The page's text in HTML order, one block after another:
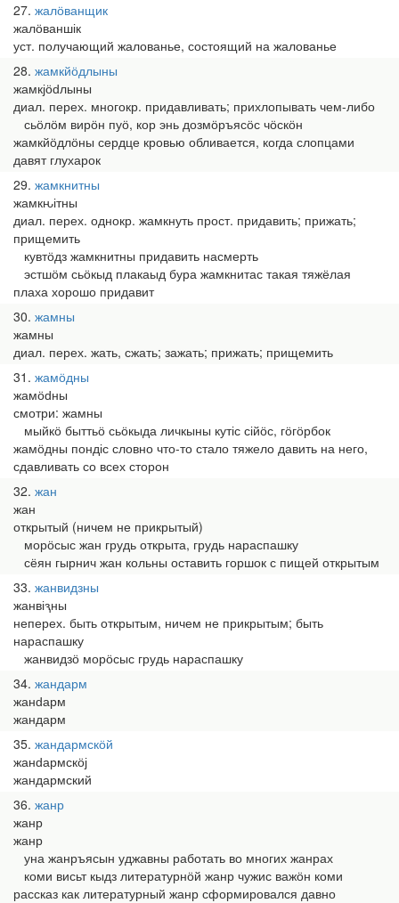
27 жалӧванщик
жалӧваншік
уст. получающий жалованье, состоящий на жалованье
28 жамкйӧдлыны
жамкјӧԁлыны
диал. перех. многокр. придавливать; прихлопывать чем-либо
сьӧлӧм вирӧн пуӧ, кор энь дозмӧръясӧс чӧскӧн
жамкйӧдлӧны сердце кровью обливается, когда слопцами
давят глухарок
29 жамкнитны
жамкԋітны
диал. перех. однокр. жамкнуть прост. придавить; прижать;
прищемить
кувтӧдз жамкнитны придавить насмерть
эстшӧм сьӧкыд плакаыд бура жамкнитас такая тяжёлая
плаха хорошо придавит
30 жамны
жамны
диал. перех. жать, сжать; зажать; прижать; прищемить
31 жамӧдны
жамӧԁны
смотри: жамны
мыйкӧ быттьӧ сьӧкыда личкыны кутіс сійӧс, гӧгӧрбок
жамӧдны пондіс словно что-то стало тяжело давить на него,
сдавливать со всех сторон
32 жан
жан
открытый (ничем не прикрытый)
морӧсыс жан грудь открыта, грудь нараспашку
сёян гырнич жан кольны оставить горшок с пищей открытым
33 жанвидзны
жанвіԇны
неперех. быть открытым, ничем не прикрытым; быть
нараспашку
жанвидзӧ морӧсыс грудь нараспашку
34 жандарм
жанԁарм
жандарм
35 жандармскӧй
жанԁармскӧј
жандармский
36 жанр
жанр
жанр
уна жанръясын уджавны работать во многих жанрах
коми висьт кыдз литературнӧй жанр чужис важӧн коми
рассказ как литературный жанр сформировался давно